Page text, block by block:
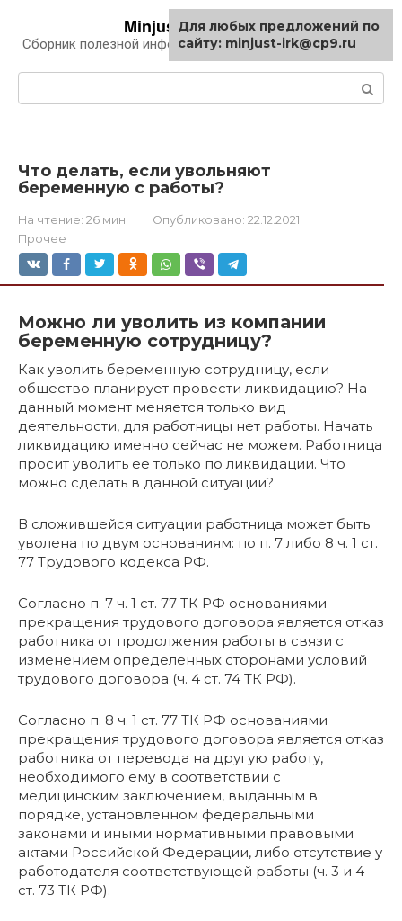
контенту
Minjust-irk.ru
Сборник полезной информации про автомобили
Что делать, если увольняют
беременную с работы?
На чтение: 26 мин Опубликовано: 22.12.2021
Прочее
Можно ли уволить из компании
беременную сотрудницу?
Как уволить беременную сотрудницу, если
общество планирует провести ликвидацию? На
данный момент меняется только вид
деятельности, для работницы нет работы. Начать
ликвидацию именно сейчас не можем. Работница
просит уволить ее только по ликвидации. Что
можно сделать в данной ситуации?
В сложившейся ситуации работница может быть
уволена по двум основаниям: по п. 7 либо 8 ч. 1 ст.
77 Трудового кодекса РФ.
Согласно п. 7 ч. 1 ст. 77 ТК РФ основаниями
прекращения трудового договора является отказ
работника от продолжения работы в связи с
изменением определенных сторонами условий
трудового договора (ч. 4 ст. 74 ТК РФ).
Согласно п. 8 ч. 1 ст. 77 ТК РФ основаниями
прекращения трудового договора является отказ
работника от перевода на другую работу,
необходимого ему в соответствии с
медицинским заключением, выданным в
порядке, установленном федеральными
законами и иными нормативными правовыми
актами Российской Федерации, либо отсутствие у
работодателя соответствующей работы (ч. 3 и 4
ст. 73 ТК РФ).
Для любых предложений по
сайту: minjust-irk@cp9.ru